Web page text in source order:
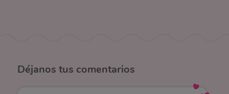
Déjanos tus comentarios